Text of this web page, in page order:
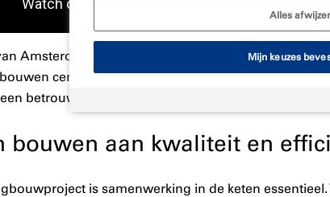
Amsterdam wordt met project Nelson gewerkt
centraal staan.Van Wijnen(aannemer),Isero
betrouwbaar en toekomstbestendig bouwproces.
bouwen aan kwaliteit en
is samenwerking in de keten
Alles
Mijn keuzes